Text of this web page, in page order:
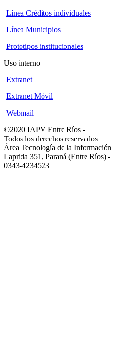
Línea Créditos individuales
Línea Municipios
Prototipos institucionales
Uso interno
Extranet
Extranet Móvil
Webmail
©2020 IAPV Entre Ríos -
Todos los derechos reservados
Área Tecnología de la Información
Laprida 351, Paraná (Entre Ríos) -
0343-4234523